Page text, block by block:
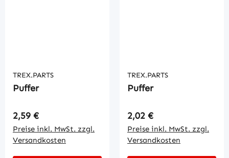
TREX.PARTS
Puffer
Regulärer Preis:
2,59 €
Preise inkl. MwSt. zzgl.
Versandkosten
TREX.PARTS
Puffer
Regulärer Preis:
2,02 €
Preise inkl. MwSt. zzgl.
Versandkosten